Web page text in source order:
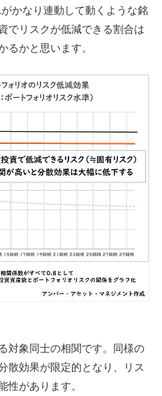
かなり連動して動くような銘
でリスクが低減できる割合は
かと思います。
対象同士の相関です。同様の
散効果が限定的となり、リス
性があります。